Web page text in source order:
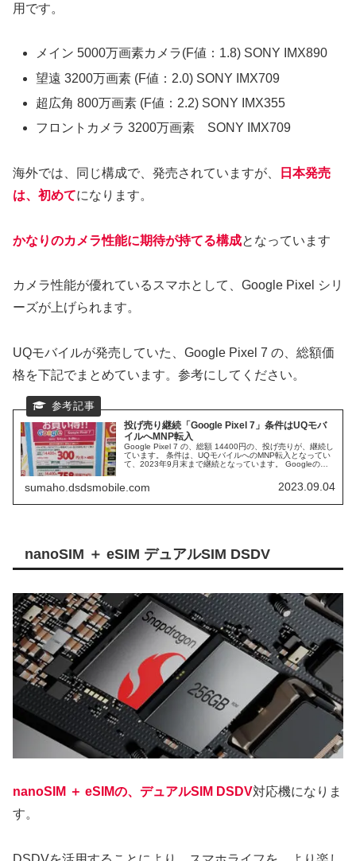
用です。
メイン 5000万画素カメラ(F値：1.8) SONY IMX890
望遠 3200万画素 (F値：2.0) SONY IMX709
超広角 800万画素 (F値：2.2) SONY IMX355
フロントカメラ 3200万画素 SONY IMX709
海外では、同じ構成で、発売されていますが、
日本発売
は、初めてになります。
かなりのカメラ性能に期待が持てる構成となっています
カメラ性能が優れているスマホとして、Google Pixel シリ
ーズが上げられます。
UQモバイルが発売していた、Google Pixel 7 の、総額価
格を下記でまとめています。参考にしてください。
投げ売り継続「Google Pixel 7」条件はUQモバ
イルへMNP転入
Google Pixel 7 の、総額 14400円の、投げ売りが、継続し
ています。 条件は、UQモバイルへのMNP転入となってい
て、2023年9月末まで継続となっています。 Googleのハ
sumaho.dsdsmobile.com 2023.09.04
nanoSIM ＋ eSIM デュアルSIM DSDV
nanoSIM ＋ eSIMの、デュアルSIM DSDV対応機になりま
す。